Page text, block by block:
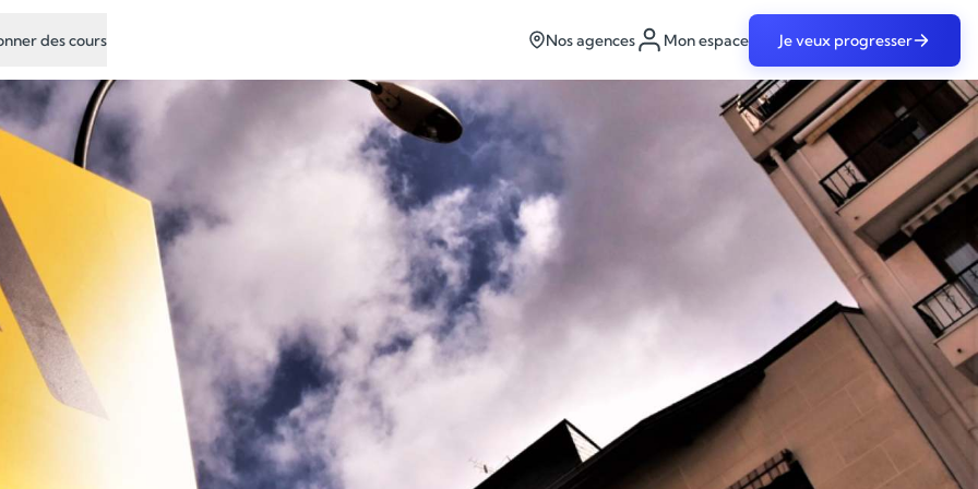
des cours Nos agences Mon espace Je veux progresser